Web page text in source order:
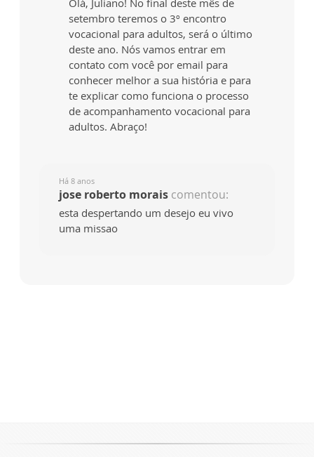
Olá, Juliano! No final deste mês de
setembro teremos o 3º encontro
vocacional para adultos, será o último
deste ano. Nós vamos entrar em
contato com você por email para
conhecer melhor a sua história e para
te explicar como funciona o processo
de acompanhamento vocacional para
adultos. Abraço!
Há 8 anos
jose roberto morais comentou:
esta despertando um desejo eu vivo
uma missao